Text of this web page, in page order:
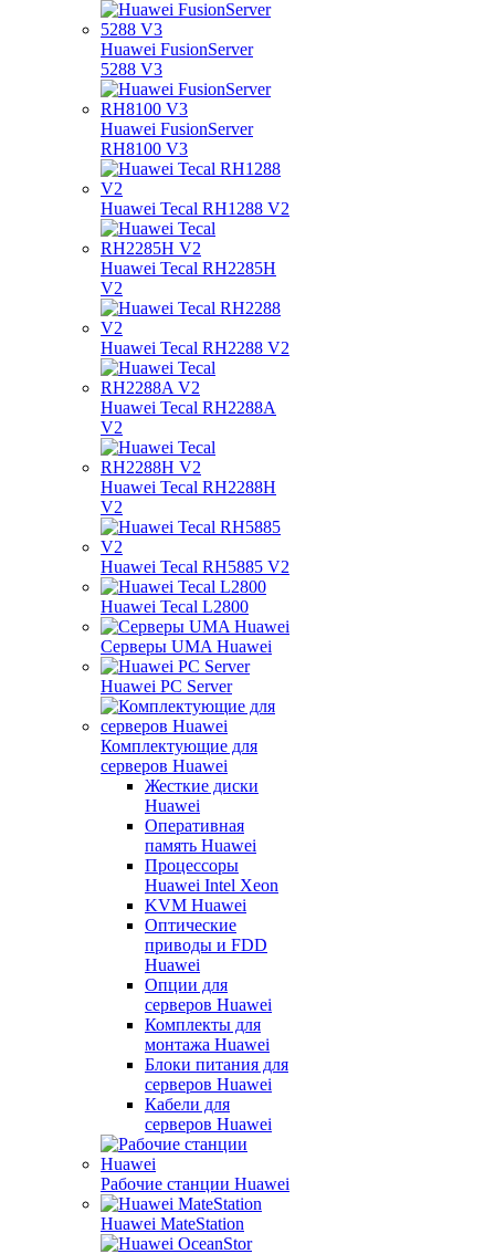
Huawei FusionServer
5288 V3
Huawei FusionServer
RH8100 V3
Huawei Tecal RH1288 V2
Huawei Tecal RH2285H
V2
Huawei Tecal RH2288 V2
Huawei Tecal RH2288A
V2
Huawei Tecal RH2288H
V2
Huawei Tecal RH5885 V2
Huawei Tecal L2800
Серверы UMA Huawei
Huawei PC Server
Комплектующие для
серверов Huawei
Жесткие диски
Huawei
Оперативная
память Huawei
Процессоры
Huawei Intel Xeon
KVM Huawei
Оптические
приводы и FDD
Huawei
Опции для
серверов Huawei
Комплекты для
монтажа Huawei
Блоки питания для
серверов Huawei
Кабели для
серверов Huawei
Рабочие станции Huawei
Huawei MateStation